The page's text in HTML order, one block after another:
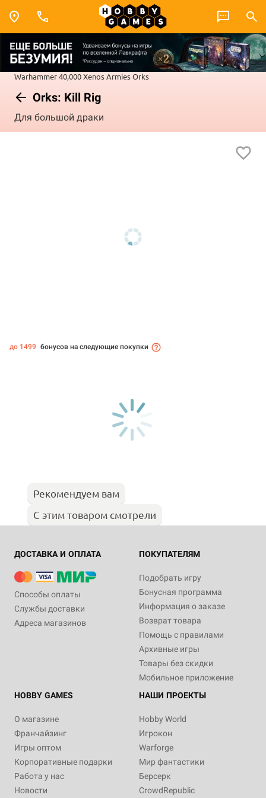
Warhammer 40,000Xenos ArmiesOrks
Orks: Kill Rig
Для большой драки
до 1499 бонусов на следующие покупки
Рекомендуем вам
С этим товаром смотрели
ДОСТАВКА И ОПЛАТА
Способы оплаты
Службы доставки
Адреса магазинов
ПОКУПАТЕЛЯМ
Подобрать игру
Бонусная программа
Информация о заказе
Возврат товара
Помощь с правилами
Архивные игры
Товары без скидки
Мобильное приложение
HOBBY GAMES
О магазине
Франчайзинг
Игры оптом
Корпоративные подарки
Работа у нас
Новости
НАШИ ПРОЕКТЫ
Hobby World
Игрокон
Warforge
Мир фантастики
Берсерк
CrowdRepublic